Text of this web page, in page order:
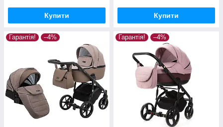
Купити Купити
Гарантія! –4% Гарантія! –4%